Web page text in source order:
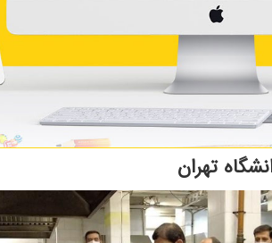
تهران